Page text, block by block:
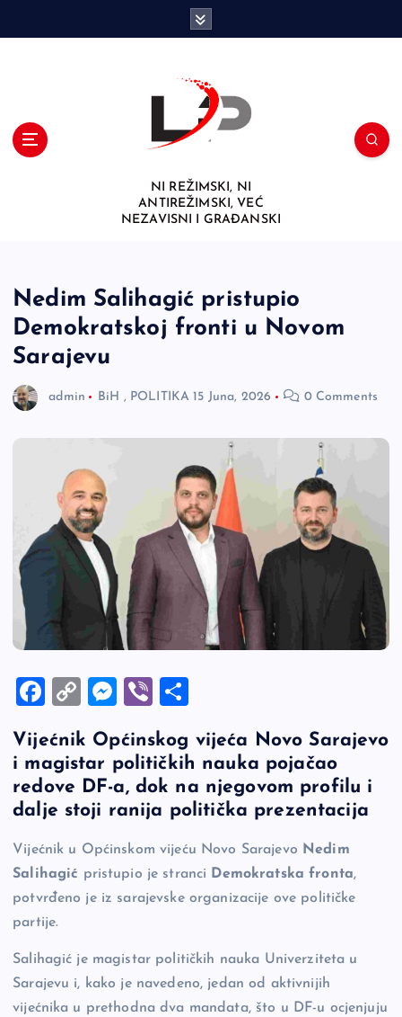
NI REŽIMSKI, NI
ANTIREŽIMSKI, VEĆ
NEZAVISNI I GRAĐANSKI
Nedim Salihagić pristupio
Demokratskoj fronti u Novom
Sarajevu
admin BiH , POLITIKA 15 Juna, 2026 0 Comments
F
c
e
b
o
o
k
C
p
y
Li
n
k
M
se
n
g
er
Vi
er
ar
e
Vijećnik Općinskog vijeća Novo Sarajevo
i magistar političkih nauka pojačao
redove DF-a, dok na njegovom profilu i
dalje stoji ranija politička prezentacija
Vijećnik u Općinskom vijeću Novo Sarajevo Nedim
Salihagić pristupio je stranci Demokratska fronta,
potvrđeno je iz sarajevske organizacije ove političke
partije.
Salihagić je magistar političkih nauka Univerziteta u
Sarajevu i, kako je navedeno, jedan od aktivnijih
vijećnika u prethodna dva mandata, što u DF-u ocjenjuju